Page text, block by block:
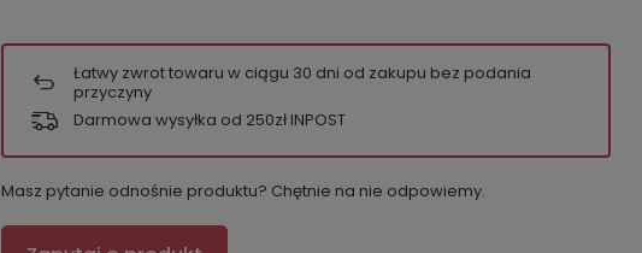
Łatwy zwrot towaru w ciągu 30 dni od zakupu bez podania
przyczyny
Darmowa wysyłka od 250zł INPOST
Masz pytanie odnośnie produktu? Chętnie na nie odpowiemy.